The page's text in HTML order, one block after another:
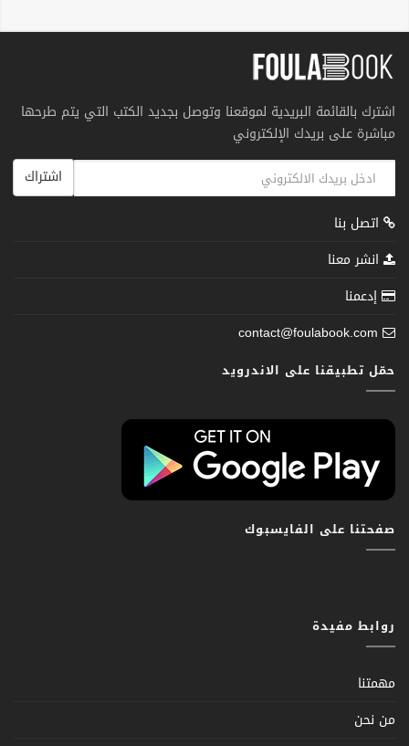
اشترك بالقائمة البريدية لموقعنا وتوصل بجديد الكتب التي يتم طرحها
مباشرة على بريدك الإلكتروني
اشتراك
اتصل بنا
انشر معنا
إدعمنا
contact@foulabook.com
حمّل تطبيقنا على الاندرويد
صفحتنا على الفايسبوك
روابط مفيدة
مهمتنا
من نحن